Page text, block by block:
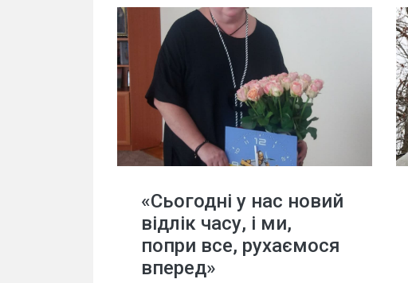
«Сьогодні у нас новий
відлік часу, і ми,
попри все, рухаємося
вперед»